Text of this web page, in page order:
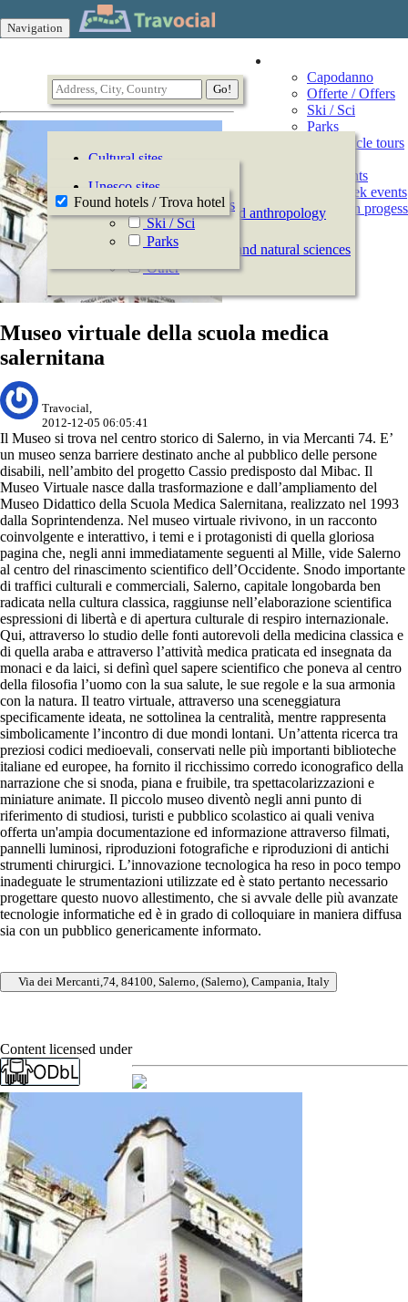
Navigation
Capodanno
Offerte / Offers
Ski / Sci
Parks
Motorcycle tours
All Events
This week events
Events in progess
Museo virtuale della scuola medica
salernitana
Travocial,
2012-12-05 06:05:41
Il Museo si trova nel centro storico di Salerno, in via Mercanti 74. E’
un museo senza barriere destinato anche al pubblico delle persone
disabili, nell’ambito del progetto Cassio predisposto dal Mibac. Il
Museo Virtuale nasce dalla trasformazione e dall’ampliamento del
Museo Didattico della Scuola Medica Salernitana, realizzato nel 1993
dalla Soprintendenza. Nel museo virtuale rivivono, in un racconto
coinvolgente e interattivo, i temi e i protagonisti di quella gloriosa
pagina che, negli anni immediatamente seguenti al Mille, vide Salerno
al centro del rinascimento scientifico dell’Occidente. Snodo importante
di traffici culturali e commerciali, Salerno, capitale longobarda ben
radicata nella cultura classica, raggiunse nell’elaborazione scientifica
espressioni di libertà e di apertura culturale di respiro internazionale.
Qui, attraverso lo studio delle fonti autorevoli della medicina classica e
di quella araba e attraverso l’attività medica praticata ed insegnata da
monaci e da laici, si definì quel sapere scientifico che poneva al centro
della filosofia l’uomo con la sua salute, le sue regole e la sua armonia
con la natura. Il teatro virtuale, attraverso una sceneggiatura
specificamente ideata, ne sottolinea la centralità, mentre rappresenta
simbolicamente l’incontro di due mondi lontani. Un’attenta ricerca tra
preziosi codici medioevali, conservati nelle più importanti biblioteche
italiane ed europee, ha fornito il ricchissimo corredo iconografico della
narrazione che si snoda, piana e fruibile, tra spettacolarizzazioni e
miniature animate. Il piccolo museo diventò negli anni punto di
riferimento di studiosi, turisti e pubblico scolastico ai quali veniva
offerta un'ampia documentazione ed informazione attraverso filmati,
pannelli luminosi, riproduzioni fotografiche e riproduzioni di antichi
strumenti chirurgici. L’innovazione tecnologica ha reso in poco tempo
inadeguate le strumentazioni utilizzate ed è stato pertanto necessario
progettare questo nuovo allestimento, che si avvale delle più avanzate
tecnologie informatiche ed è in grado di colloquiare in maniera diffusa
sia con un pubblico genericamente informato.
Via dei Mercanti,74, 84100, Salerno, (Salerno), Campania, Italy
Content licensed under
Cultural sites
Archeology
Ethnography and anthropology
Arts
Natural history and natural sciences
Other
Unesco sites
Offerte / Offers
Ski / Sci
Parks
Found hotels / Trova hotel